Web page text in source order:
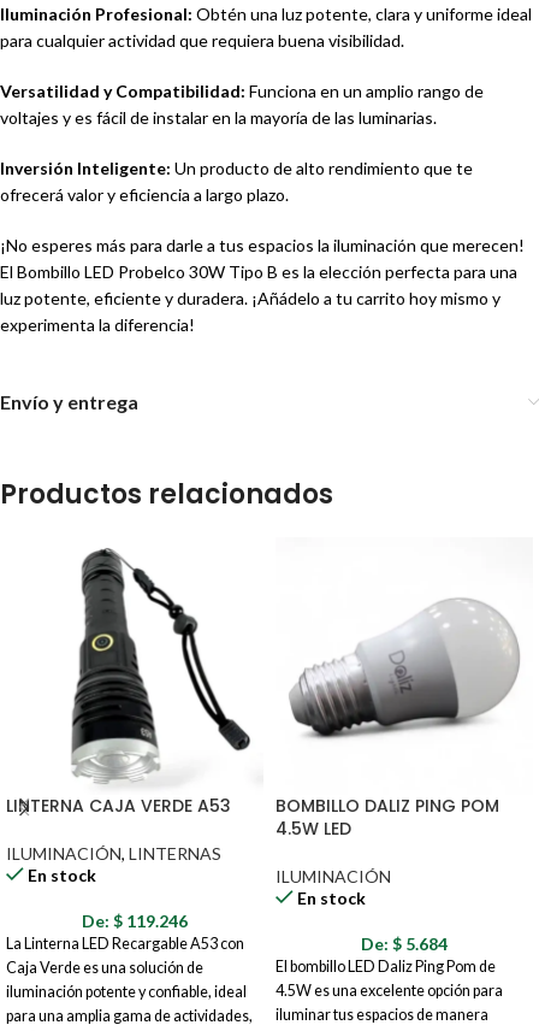
Iluminación Profesional: Obtén una luz potente, clara y uniforme ideal
para cualquier actividad que requiera buena visibilidad.
Versatilidad y Compatibilidad: Funciona en un amplio rango de
voltajes y es fácil de instalar en la mayoría de las luminarias.
Inversión Inteligente: Un producto de alto rendimiento que te
ofrecerá valor y eficiencia a largo plazo.
¡No esperes más para darle a tus espacios la iluminación que merecen!
El Bombillo LED Probelco 30W Tipo B es la elección perfecta para una
luz potente, eficiente y duradera. ¡Añádelo a tu carrito hoy mismo y
experimenta la diferencia!
Envío y entrega
Productos relacionados
LINTERNA CAJA VERDE A53
ILUMINACIÓN, LINTERNAS
En stock
De: $ 119.246
La Linterna LED Recargable A53 con
Caja Verde es una solución de
iluminación potente y confiable, ideal
para una amplia gama de actividades,
BOMBILLO DALIZ PING POM
4.5W LED
ILUMINACIÓN
En stock
De: $ 5.684
El bombillo LED Daliz Ping Pom de
4.5W es una excelente opción para
iluminar tus espacios de manera